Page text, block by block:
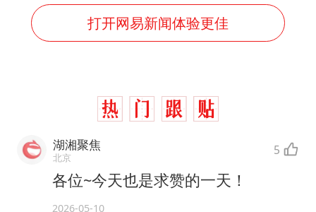
打开网易新闻体验更佳
湖湘聚焦
北京 5
各位~今天也是求赞的一天！
2026-05-10